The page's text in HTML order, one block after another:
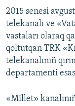
2015 senesi
telekanalı ve
vastaları olaraq
qoltutqan TRK
telekanalınıñ
departamenti
«Millet»